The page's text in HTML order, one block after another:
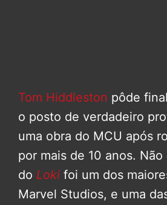
Tom Hiddleston pôde
o posto de verdadeiro
uma obra do MCU após
por mais de 10 anos.
do Loki foi um dos
Marvel Studios, e uma